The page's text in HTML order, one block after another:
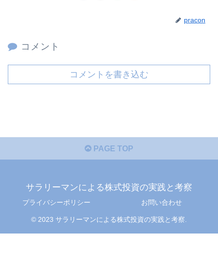
pracon
コメント
コメントを書き込む
PAGE TOP
サラリーマンによる株式投資の実践と考察
プライバシーポリシー お問い合わせ
© 2023 サラリーマンによる株式投資の実践と考察.